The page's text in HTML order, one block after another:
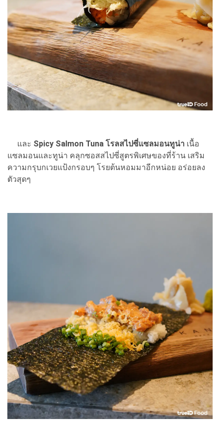
และ Spicy Salmon Tuna โรลสไปซี่แซลมอนทูน่า เนื้อ
แซลมอนและทูน่า คลุกซอสสไปซี่สูตรพิเศษของที่ร้าน เสริม
ความกรุบกเวยแป้งกรอบๆ โรยต้นหอมมาอีกหน่อย อร่อยลง
ตัวสุดๆ